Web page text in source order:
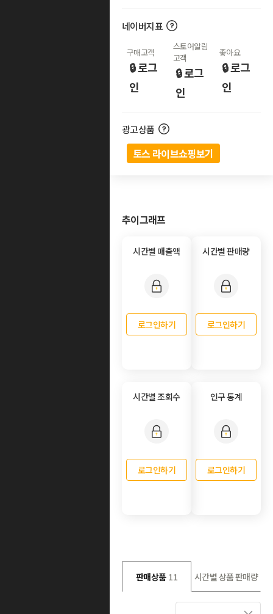
네이버지표
구매고객
🔒 로그
인
스토어알림
고객
🔒 로그
인
좋아요
🔒 로그
인
광고상품
토스 라이브쇼핑보기
추이그래프
시간별 매출액
로그인하기
시간별 판매량
로그인하기
시간별 조회수
로그인하기
인구 통계
로그인하기
판매상품 11 시간별 상품 판매량